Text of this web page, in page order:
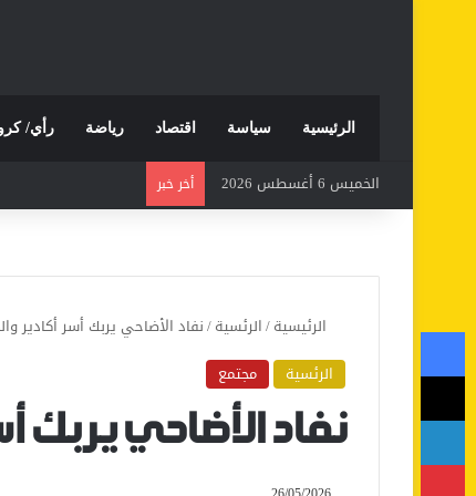
الرئيسية سياسة اقتصاد رياضة رأي/
الخميس 6 أغسطس 2026 أخر خبر
الرئيسية/الرئسية/نفاد الأضاحي يربك أسر أكادير
الرئسية
مجتمع
نفاد الأضاحي يربك